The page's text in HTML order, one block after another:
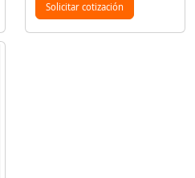
Solicitar cotización